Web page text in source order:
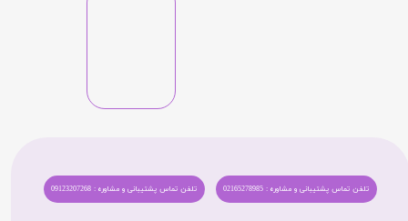
تلفن تماس پشتیبانی و مشاوره : 09123207268 تلفن تماس پشتیبانی و مشاوره : 02165278985